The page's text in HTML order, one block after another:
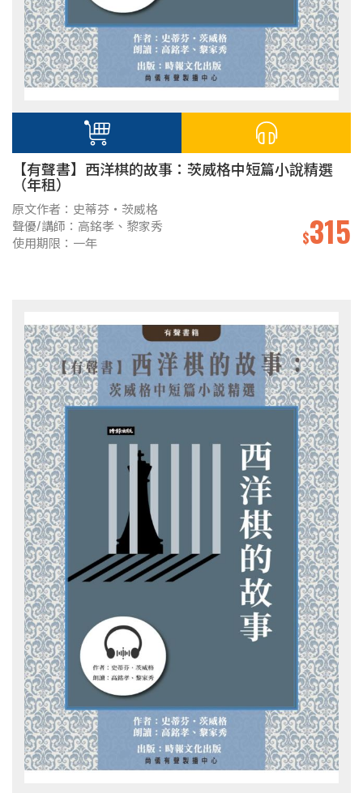
【有聲書】西洋棋的故事：茨威格中短篇小說精選
（年租）
原文作者：史蒂芬‧茨威格
聲優/講師：高銘孝、黎家秀
使用期限：一年
$315